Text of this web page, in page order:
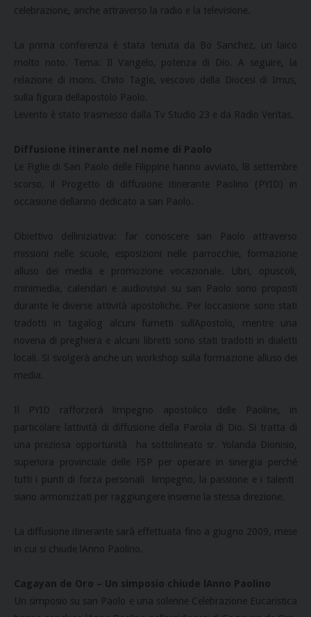
celebrazione, anche attraverso la radio e la televisione.
La prima conferenza è stata tenuta da Bo Sanchez, un laico
molto noto. Tema: Il Vangelo, potenza di Dio. A seguire, la
relazione di mons. Chito Tagle, vescovo della Diocesi di Imus,
sulla figura dellapostolo Paolo.
Levento è stato trasmesso dalla Tv Studio 23 e da Radio Veritas.
Diffusione itinerante nel nome di Paolo
Le Figlie di San Paolo delle Filippine hanno avviato, l8 settembre
scorso, il Progetto di diffusione itinerante Paolino (PYID) in
occasione dellanno dedicato a san Paolo.
Obiettivo delliniziativa: far conoscere san Paolo attraverso
missioni nelle scuole, esposizioni nelle parrocchie, formazione
alluso dei media e promozione vocazionale. Libri, opuscoli,
minimedia, calendari e audiovisivi su san Paolo sono proposti
durante le diverse attività apostoliche. Per loccasione sono stati
tradotti in tagalog alcuni fumetti sullApostolo, mentre una
novena di preghiera e alcuni libretti sono stati tradotti in dialetti
locali. Si svolgerà anche un workshop sulla formazione alluso dei
media.
Il PYID rafforzerà limpegno apostolico delle Paoline, in
particolare lattività di diffusione della Parola di Dio. Si tratta di
una preziosa opportunità  ha sottolineato sr. Yolanda Dionisio,
superiora provinciale delle FSP per operare in sinergia perché
tutti i punti di forza personali  limpegno, la passione e i talenti 
siano armonizzati per raggiungere insieme la stessa direzione.
La diffusione itinerante sarà effettuata fino a giugno 2009, mese
in cui si chiude lAnno Paolino.
Cagayan de Oro – Un simposio chiude lAnno Paolino
Un simposio su san Paolo e una solenne Celebrazione Eucaristica